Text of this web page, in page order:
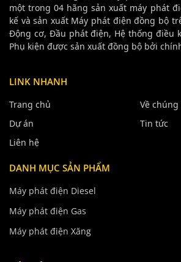
một trong 04 hãng sản xuất máy phát
kế và sản xuất Máy phát điện đồng bộ
Động cơ, Đầu phát điện, Hệ thống điều
Phụ kiện được sản xuất đồng bộ bởi
LINK NHANH
Trang chủ
Về chúng
Dự án
Tin tức
Liên hệ
DANH MỤC SẢN PHẨM
Máy phát điện Diesel
Máy phát điện Gas
Máy phát điện Xăng